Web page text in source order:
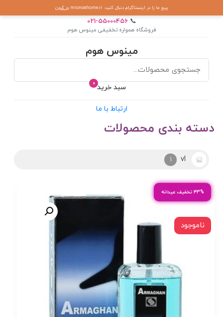
پیج ما را در اینستاگرام دنبال کنید: mionoshome.ir رد کردن
📞
021-55000456
فروشگاه همواره تخفیفی مینوس هوم
مینوس هوم
0 سبد خرید
ارتباط با ما
دسته بندی محصولات
vl
1
۴۳% تخفیف عیدانه
ناموجود